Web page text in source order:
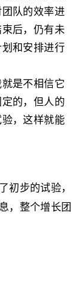
队的效率进
后，仍有未
和安排进行
是不相信它
的，但人的
，这样就能
初步的试验，
，整个增长团